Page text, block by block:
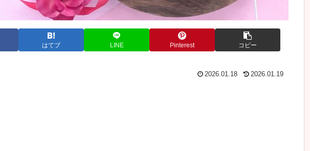
はてブ LINE Pinterest コピー
2026.01.18 2026.01.19